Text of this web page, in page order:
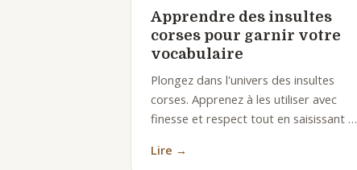
Apprendre des insultes
corses pour garnir votre
vocabulaire
Plongez dans l'univers des insultes
corses. Apprenez à les utiliser avec
finesse et respect tout en saisissant …
Lire →